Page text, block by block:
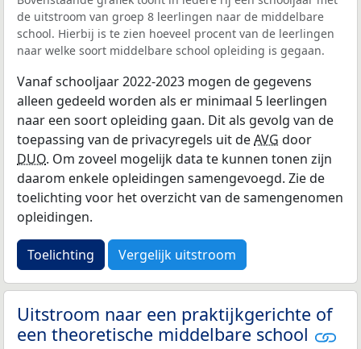
de uitstroom van groep 8 leerlingen naar de middelbare
school. Hierbij is te zien hoeveel procent van de leerlingen
naar welke soort middelbare school opleiding is gegaan.
Vanaf schooljaar 2022-2023 mogen de gegevens
alleen gedeeld worden als er minimaal 5 leerlingen
naar een soort opleiding gaan. Dit als gevolg van de
toepassing van de privacyregels uit deAVG door
DUO. Om zoveel mogelijk data te kunnen tonen zijn
daarom enkele opleidingen samengevoegd. Zie de
toelichting voor het overzicht van de samengenomen
opleidingen.
Toelichting Vergelijk uitstroom
Uitstroom naar een praktijkgerichte of
een theoretische middelbare school